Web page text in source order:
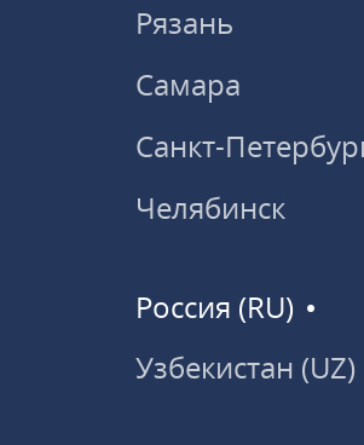
Рязань
Самара
Санкт-
Челябинск
Россия (RU)
Узбекистан (UZ)